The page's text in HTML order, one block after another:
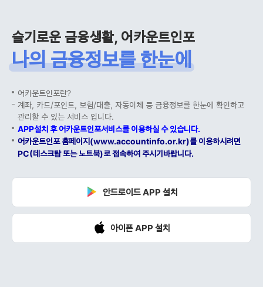
슬기로운 금융생활, 어카운트인포
나의 금융정보를 한눈에
어카운트인포란?
계좌, 카드/포인트, 보험/대출, 자동이체 등 금융정보를 한눈에 확인하고
관리할 수 있는 서비스 입니다.
APP설치 후 어카운트인포서비스를 이용하실 수 있습니다.
어카운트인포 홈페이지(www.accountinfo.or.kr)를 이용하시려면
PC(데스크탑 또는 노트북)로 접속하여 주시기바랍니다.
안드로이드 APP 설치
아이폰 APP 설치